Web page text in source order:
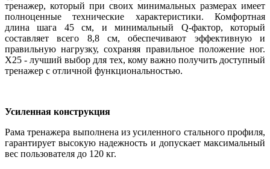
тренажер, который при своих минимальных размерах имеет
полноценные технические характеристики. Комфортная
длина шага 45 см, и минимальный Q-фактор, который
составляет всего 8,8 см, обеспечивают эффективную и
правильную нагрузку, сохраняя правильное положение ног.
X25 - лучший выбор для тех, кому важно получить доступный
тренажер с отличной функциональностью.
Усиленная конструкция
Рама тренажера выполнена из усиленного стального профиля,
гарантирует высокую надежность и допускает максимальный
вес пользователя до 120 кг.